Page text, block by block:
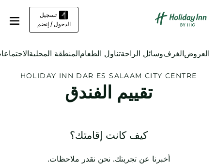
تسجيل
الدخول / إنضم
العروضالغرفوسائل الراحةتناول الطعامالمنطقة المحلية
HOLIDAY INN DAR ES SALAAM CITY CENTRE
تقييم الفندق
كيف كانت إقامتك؟
أخبرنا عن تجربتك. نحن نقدر ملاحظات.